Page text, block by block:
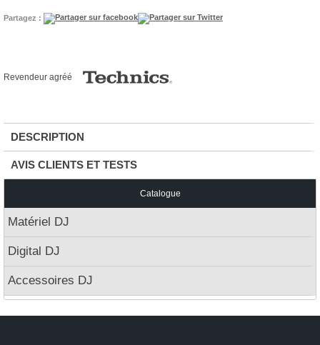
Partagez :
Revendeur agréé
DESCRIPTION
AVIS CLIENTS ET TESTS
Catalogue
Matériel DJ
Digital DJ
Accessoires DJ